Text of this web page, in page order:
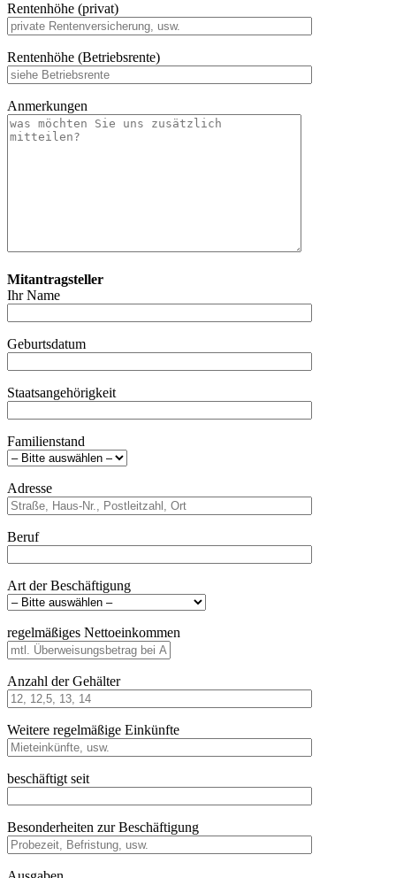
Rentenhöhe (privat)
Rentenhöhe (Betriebsrente)
Anmerkungen
Mitantragsteller
Ihr Name
Geburtsdatum
Staatsangehörigkeit
Familienstand
Adresse
Beruf
Art der Beschäftigung
regelmäßiges Nettoeinkommen
Anzahl der Gehälter
Weitere regelmäßige Einkünfte
beschäftigt seit
Besonderheiten zur Beschäftigung